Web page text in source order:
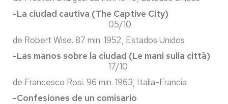
-La ciudad cautiva (The Captive City)
05/10
de Robert Wise. 87 min. 1952, Estados Unidos
-Las manos sobre la ciudad (Le mani sulla città)
17/10
de Francesco Rosi. 96 min. 1963, Italia-Francia
-Confesiones de un comisario